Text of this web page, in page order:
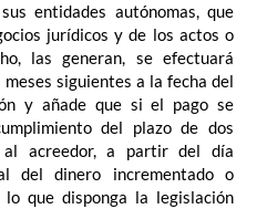
entidades autónomas, que
jurídicos y de los actos o
las generan, se efectuará
siguientes a la fecha del
y añade que si el pago se
del plazo de dos
al acreedor, a partir del día
del dinero incrementado o
que disponga la legislación